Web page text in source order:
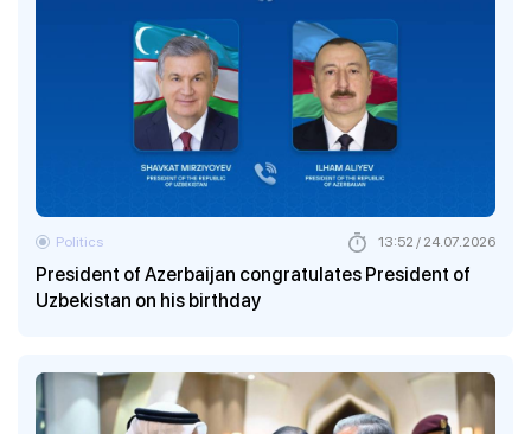
President of Azerbaijan congratulates President of
Uzbekistan on his birthday
Politics 13:52 / 24.07.2026